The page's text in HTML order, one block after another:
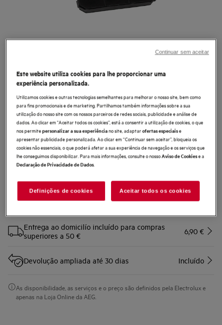
Toque para ampliar
MCFB97
Filtro de Carbono Convencional
OdourClean
0 (0)
Benefícios
Filtro de carbono OdourClean – filtragem eficiente.
Filtragem eficiente com o filtro de carbono OdourClean.
O Filtro de Carbono OdourClean tem uma vida útil de 4-6 meses*.
Entrega ao domicilío incluído para compras
superiores a 50 €
6,90 €
Devolução ampliada até 30 dias Incluído
As disponibilidade, as serviços e o preço são definidos pela Electrolux e
apenas na Loja Online da AEG.
Este website utiliza cookies para lhe proporcionar uma
experiência personalizada.
Utilizamos cookies e outras tecnologias semelhantes para melhorar o nosso site, bem como
para fins promocionais e de marketing. Partilhamos também informações sobre a sua
utilização do nosso site com os nossos parceiros de redes sociais, publicidade e análise de
dados. Ao clicar em "Aceitar todos os cookies”, está a consentir a utilização de cookies, o que
nos permitepersonalizar a sua experiênciano site, adaptarofertas especiaise
apresentar publicidade personalizada. Ao clicar em “Continuar sem aceitar”, bloqueia os
cookies não essenciais, o que poderá afetar a sua experiência de navegação e os serviços que
lhe conseguimos disponibilizar. Para mais informações, consulte o nossoAviso de Cookiese a
Declaração de Privacidade de Dados.
Definições de cookies Aceitar todos os cookies
Continuar sem aceitar